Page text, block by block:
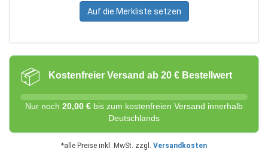
Auf die Merkliste setzen
📦 Kostenfreier Versand ab 20 € Bestellwert
Nur noch 20,00 € bis zum kostenfreien Versand innerhalb
Deutschlands
*alle Preise inkl. MwSt. zzgl. Versandkosten